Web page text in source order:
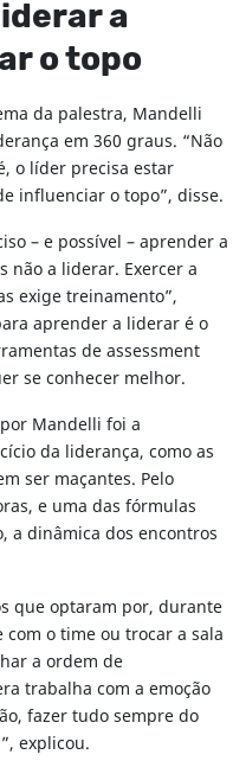
a
o topo
da palestra, Mandelli
em 360 graus. “Não
o líder precisa estar
influenciar o topo”, disse.
– e possível – aprender a
não a liderar. Exercer a
exige treinamento”,
aprender a liderar é o
de assessment
se conhecer melhor.
Mandelli foi a
da liderança, como as
ser maçantes. Pelo
e uma das fórmulas
a dinâmica dos encontros
que optaram por, durante
o time ou trocar a sala
a ordem de
trabalha com a emoção
fazer tudo sempre do
explicou.